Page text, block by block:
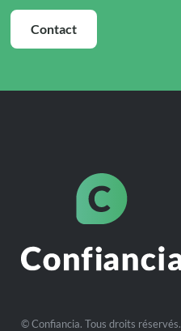
Contact
© Confiancia. Tous droits réservés.